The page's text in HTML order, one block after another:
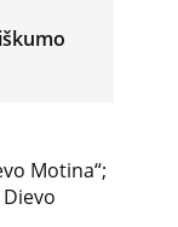
Motina“;